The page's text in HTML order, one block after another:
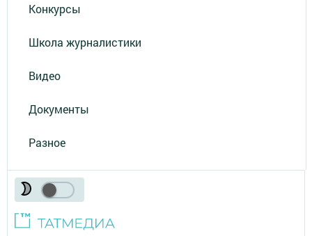
Конкурсы
Школа журналистики
Видео
Документы
Разное